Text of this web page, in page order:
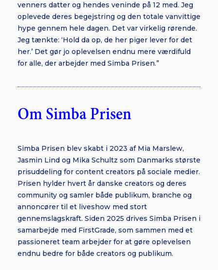
venners datter og hendes veninde på 12 med. Jeg
oplevede deres begejstring og den totale vanvittige
hype gennem hele dagen. Det var virkelig rørende.
Jeg tænkte: ‘Hold da op, de her piger lever for det
her.’ Det gør jo oplevelsen endnu mere værdifuld
for alle, der arbejder med Simba Prisen.”
Om Simba Prisen
Simba Prisen blev skabt i 2023 af Mia Marslew,
Jasmin Lind og Mika Schultz som Danmarks største
prisuddeling for content creators på sociale medier.
Prisen hylder hvert år danske creators og deres
community og samler både publikum, branche og
annoncører til et liveshow med stort
gennemslagskraft. Siden 2025 drives Simba Prisen i
samarbejde med FirstGrade, som sammen med et
passioneret team arbejder for at gøre oplevelsen
endnu bedre for både creators og publikum.